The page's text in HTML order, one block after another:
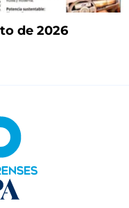
de 2026